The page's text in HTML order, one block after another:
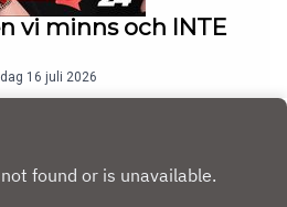
vi minns och INTE
16 juli 2026